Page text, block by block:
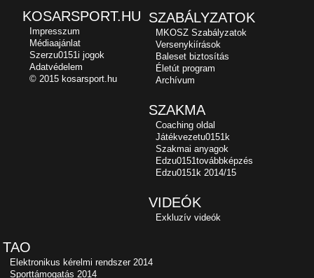
SZABÁLYZATOK
MKOSZ Szabályzatok
Versenykiírások
Baleset biztosítás
Életút program
Archívum
SZAKMA
Coaching oldal
Játékvezetu0151k
Szakmai anyagok
Edzu0151továbbképzés
Edzu0151k 2014/15
VIDEÓK
Exkluzív videók
TAO
Elektronikus kérelmi rendszer 2014
Sporttámogatás 2014
KOSARSPORT.HU
Impresszum
Médiaajánlat
Szerzu0151i jogok
Adatvédelem
© 2015 kosarsport.hu